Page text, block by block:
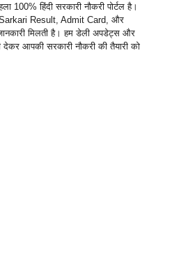
100% हिंदी सरकारी नौकरी पोर्टल है।
Result, Admit Card, और
मिलती है। हम डेली अपडेट्स और
देकर आपकी सरकारी नौकरी की तैयारी को